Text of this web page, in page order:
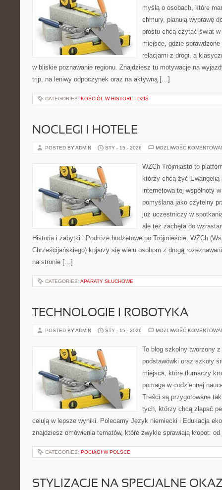
myślą o osobach, które
chmury, planują wyprawę
prostu chcą czytać świat
miejsce, gdzie
relacjami z drogi, a
w bliskie poznawanie regionu. Znajdziesz tu motywacje na
trip, na leniwy odpoczynek oraz na aktywną […]
CATEGORIES: KOŚCIÓŁ W HISTORII I DZIŚ
NOCLEGI I HOTELE
POSTED BY ADMIN STY - 15 - 2026 MOŻLIWOŚĆ
WŻCh Trójmiasto to
którzy chcą żyć
internetowa tej wspólnoty
pomyślana jako czytelny
już uczestniczy w
ale też zachęta do
Historia i zabytki i Podróże budżetowe po Trójmieście. WŻCh
Chrześcijańskiego) kojarzy się wielu osobom z drogą
na stronie […]
CATEGORIES: APARATY SŁUCHOWE
TECHNOLOGIE I ROBOTYKA
POSTED BY ADMIN STY - 15 - 2026 MOŻLIWOŚĆ
To blog szkolny tworzony
podstawówki oraz szkoły
miejsca, które tłumaczy
pomaga w codziennej
Treści są przygotowane
tych, którzy chcą złapać
celują w lepsze wyniki. Polecamy Język niemiecki i Edukacja
znajdziesz omówienia tematów, które zwykle sprawiają kłopot:
CATEGORIES: POCIĄGI W POLSCE
STYLIZACJE NA SPECJALNE